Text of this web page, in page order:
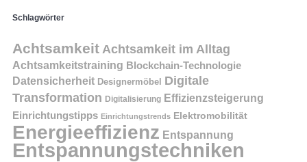
Schlagwörter
Achtsamkeit Achtsamkeit im Alltag
Achtsamkeitstraining Blockchain-Technologie
Datensicherheit Designermöbel
Digitale
Transformation Digitalisierung Effizienzsteigerung
Einrichtungstipps Einrichtungstrends Elektromobilität
Energieeffizienz Entspannung
Entspannungstechniken